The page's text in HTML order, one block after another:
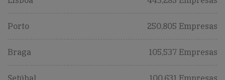
Porto 250,805 Empresas
Braga 105,537 Empresas